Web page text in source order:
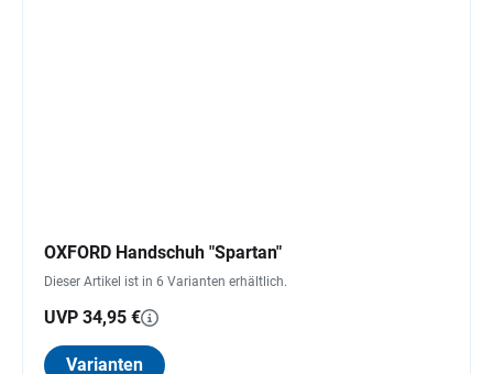
OXFORD Handschuh "Spartan"
Dieser Artikel ist in 6 Varianten erhältlich.
UVP 34,95 €
Varianten